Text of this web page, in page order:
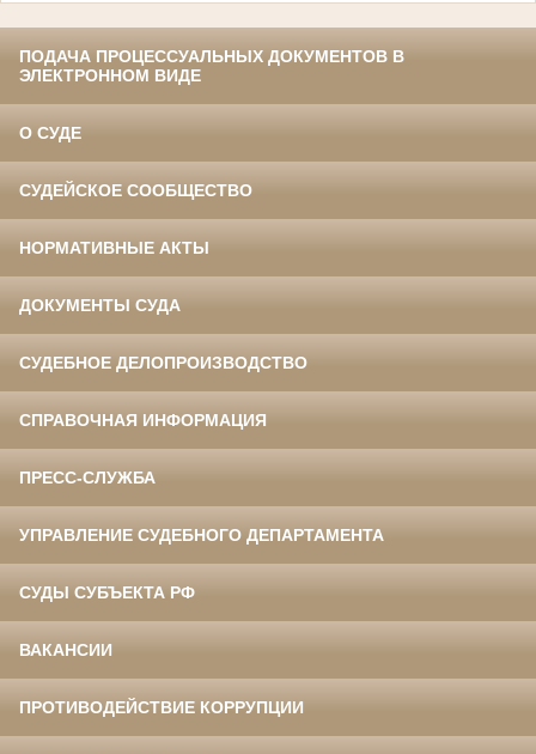
ПОДАЧА ПРОЦЕССУАЛЬНЫХ ДОКУМЕНТОВ В
ЭЛЕКТРОННОМ ВИДЕ
О СУДЕ
СУДЕЙСКОЕ СООБЩЕСТВО
НОРМАТИВНЫЕ АКТЫ
ДОКУМЕНТЫ СУДА
СУДЕБНОЕ ДЕЛОПРОИЗВОДСТВО
СПРАВОЧНАЯ ИНФОРМАЦИЯ
ПРЕСС-СЛУЖБА
УПРАВЛЕНИЕ СУДЕБНОГО ДЕПАРТАМЕНТА
СУДЫ СУБЪЕКТА РФ
ВАКАНСИИ
ПРОТИВОДЕЙСТВИЕ КОРРУПЦИИ